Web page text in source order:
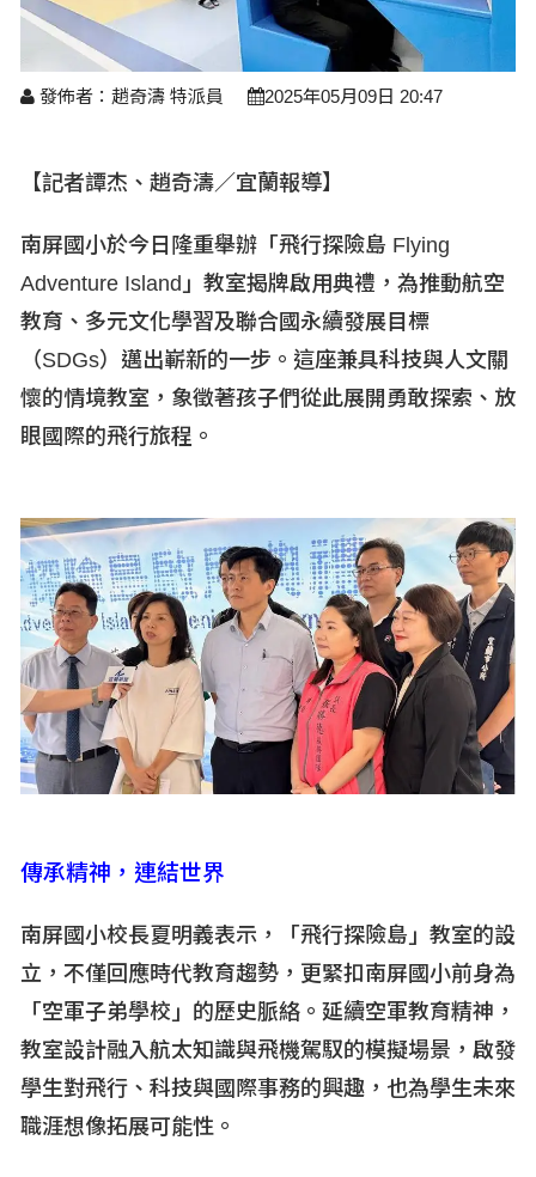
水色流光映城東～名家齊聚展藝風
景點介紹
【博愛醫療公益服務隊】專欄
產業招商
求職徵才
農林漁牧
房產理財
網友爆料
檢舉投訴
活動專頁
讀者投稿
宜蘭國際童玩節
宜蘭綠色博覽會
運動賽事
發佈者：趙奇濤 特派員 2025年05月09日 20:47
【記者譚杰、趙奇濤／宜蘭報導】
南屏國小於今日隆重舉辦「飛行探險島 Flying
Adventure Island 」教室揭牌啟用典禮，為推動航空
教育、多元文化學習及聯合國永續發展目標
（SDGs）邁出嶄新的一步。這座兼具科技與人文關
懷的情境教室，象徵著孩子們從此展開勇敢探索、放
眼國際的飛行旅程。
傳承精神，連結世界
南屏國小校長夏明義表示，「飛行探險島」教室的設
立，不僅回應時代教育趨勢，更緊扣南屏國小前身為
「空軍子弟學校」的歷史脈絡。延續空軍教育精神，
教室設計融入航太知識與飛機駕馭的模擬場景，啟發
學生對飛行、科技與國際事務的興趣，也為學生未來
職涯想像拓展可能性。